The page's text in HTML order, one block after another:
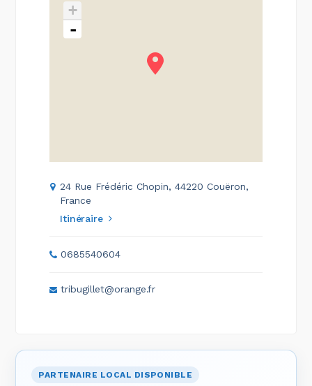
+
-
24 Rue Frédéric Chopin, 44220 Couëron,
France
Itinéraire
0685540604
tribugillet@orange.fr
PARTENAIRE LOCAL DISPONIBLE